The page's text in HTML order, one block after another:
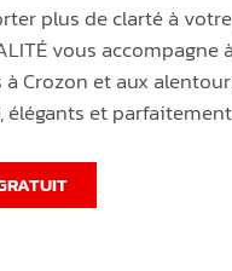
plus de clarté à
vous
Crozon et aux
élégants et